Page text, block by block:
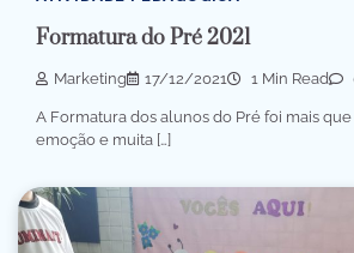
Formatura do Pré 2021
Marketing 17/12/2021 1 Min Read
A Formatura dos alunos do Pré foi mais
emoção e muita […]